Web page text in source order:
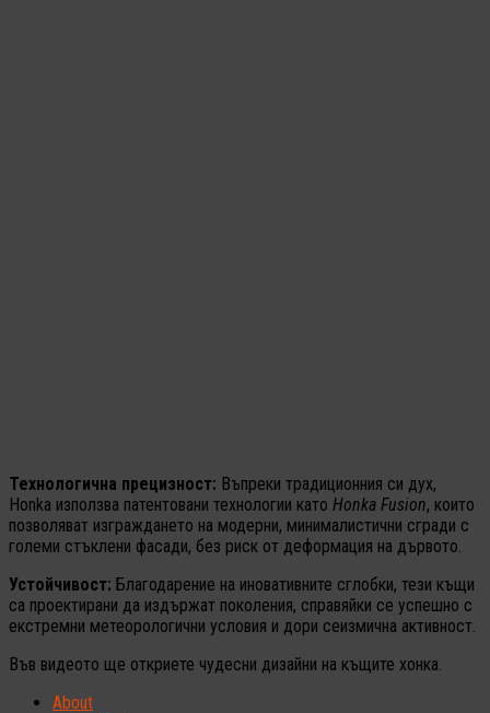
Технологична прецизност: Въпреки традиционния си дух,
Honka използва патентовани технологии като Honka Fusion, които
позволяват изграждането на модерни, минималистични сгради с
големи стъклени фасади, без риск от деформация на дървото.
Устойчивост: Благодарение на иновативните сглобки, тези къщи
са проектирани да издържат поколения, справяйки се успешно с
екстремни метеорологични условия и дори сеизмична активност.
Във видеото ще откриете чудесни дизайни на къщите хонка.
About